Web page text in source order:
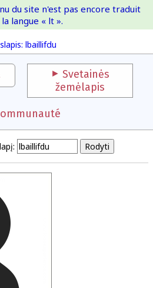
IOI
lbaillifdu
du site n'est pas encore traduit
langue « lt ».
Svetainės
žemėlapis